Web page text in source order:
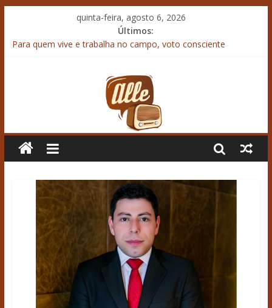
quinta-feira, agosto 6, 2026
Últimos:
Para quem vive e trabalha no campo, voto consciente
Vencedores do “Troféu Agroleite 2026” são conhecidos em
“Agroleite” tem palestra com geofísico e influenciador Sérgio
“Dia C 2026”: Coprossel e Sicoob Credicapital lançam
programação e convidam comunidade para grande ação de
cidadania em Laranjeiras do Sul